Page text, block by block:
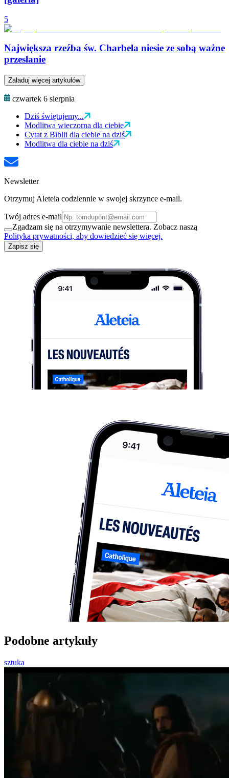
5
Największa rzeźba św. Charbela niesie ze sobą ważne
przesłanie
Załaduj więcej artykułów
czwartek 6 sierpnia
Dziś świętujemy...
Modlitwa wieczorna dla ciebie
Cytat z Biblii dla ciebie na dziś
Modlitwa dla ciebie na dziś
Newsletter
Otrzymuj Aleteia codziennie w swojej skrzynce e-mail.
Twój adres e-mail
Zgadzam się na otrzymywanie newslettera. Zobacz naszą
Polityka prywatności, aby dowiedzieć się więcej.
Zapisz się
Podobne artykuły
sztuka